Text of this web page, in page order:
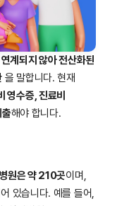
계되지 않아 전산화된
을 말합니다. 현재
영수증, 진료비
출해야 합니다.
원은 약 210곳이며,
있습니다. 예를 들어,